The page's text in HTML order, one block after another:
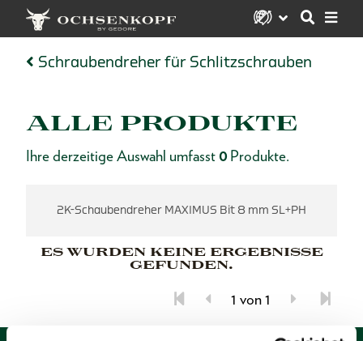
Schraubendreher für Schlitzschrauben
ALLE PRODUKTE
Ihre derzeitige Auswahl umfasst 0 Produkte.
2K-Schaubendreher MAXIMUS Bit 8 mm SL+PH
ES WURDEN KEINE ERGEBNISSE
GEFUNDEN.
1 von 1